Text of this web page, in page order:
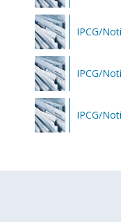
IPCG/
IPCG/
IPCG/